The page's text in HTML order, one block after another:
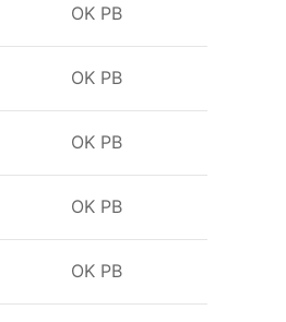
OK PB
OK PB
OK PB
OK PB
OK PB